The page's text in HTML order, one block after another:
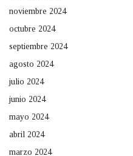
noviembre 2024
octubre 2024
septiembre 2024
agosto 2024
julio 2024
junio 2024
mayo 2024
abril 2024
marzo 2024